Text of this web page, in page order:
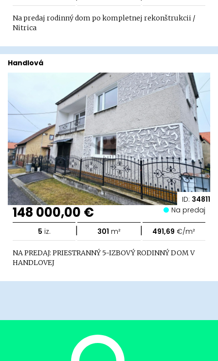
Na predaj rodinný dom po kompletnej rekonštrukcii /
Nitrica
ID: 34811
Handlová
148 000,00 € Na predaj
5 iz. | 301 m² | 491,69 €/m²
NA PREDAJ: PRIESTRANNÝ 5-IZBOVÝ RODINNÝ DOM V
HANDLOVEJ